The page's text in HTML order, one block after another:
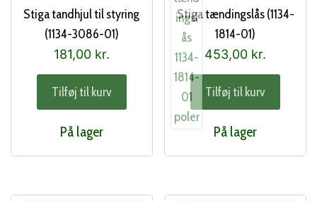
Stiga tandhjul til styring
(1134-3086-01)
181,00 kr.
Tilføj til kurv
På lager
Stiga tændingslås (1134-
1814-01)
453,00 kr.
Tilføj til kurv
På lager